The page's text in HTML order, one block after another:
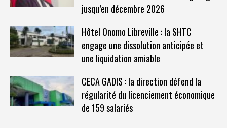
jusqu’en décembre 2026
Hôtel Onomo Libreville : la SHTC
engage une dissolution anticipée et
une liquidation amiable
CECA GADIS : la direction défend la
régularité du licenciement économique
de 159 salariés